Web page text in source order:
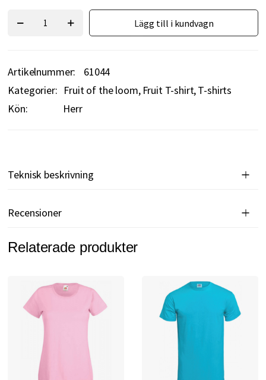
Lägg till i kundvagn
Artikelnummer
61044
Kategorier: Fruit of the loom Fruit T-shirt T-shirts
Kön:
Herr
Teknisk beskrivning
Recensioner
Relaterade produkter